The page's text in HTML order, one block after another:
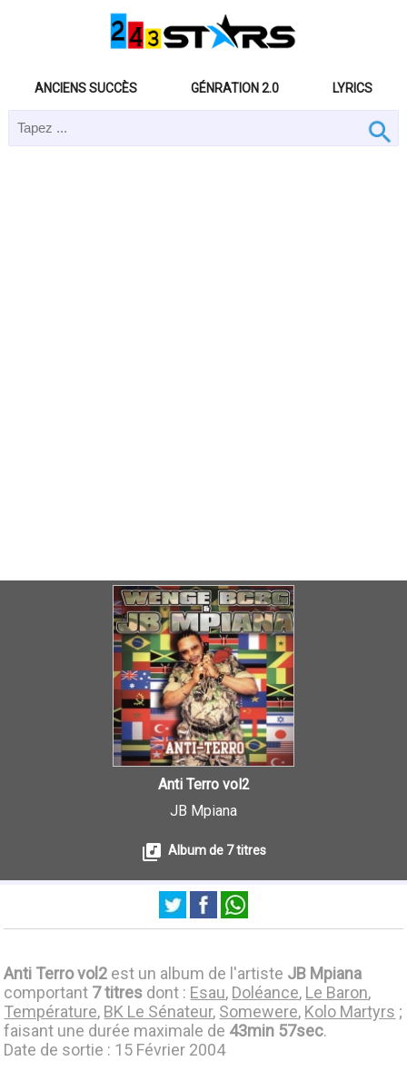
ANCIENS SUCCÈS GÉNRATION 2.0 LYRICS
Anti Terro vol2
JB Mpiana
Album de 7 titres
Anti Terro vol2 est un album de l'artiste JB Mpiana
comportant 7 titres dont : Esau, Doléance, Le Baron,
Température, BK Le Sénateur, Somewere, Kolo Martyrs ;
faisant une durée maximale de 43min 57sec.
Date de sortie : 15 Février 2004